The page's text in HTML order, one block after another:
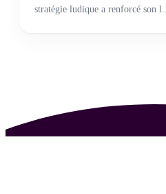
stratégie ludique a renforcé son l...